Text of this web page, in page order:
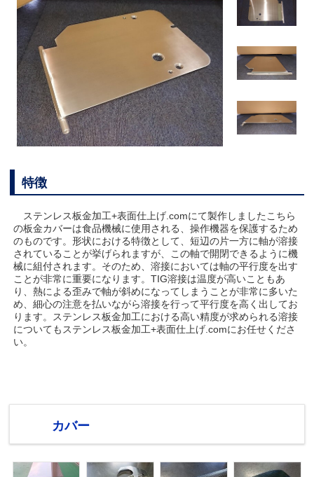
特徴
ステンレス板金加工+表面仕上げ.comにて製作しましたこちら
の板金カバーは食品機械に使用される、操作機器を保護するため
のものです。形状における特徴として、短辺の片一方に軸が溶接
されていることが挙げられますが、この軸で開閉できるように機
械に組付されます。そのため、溶接においては軸の平行度を出す
ことが非常に重要になります。TIG溶接は温度が高いこともあ
り、熱による歪みで軸が斜めになってしまうことが非常に多いた
め、細心の注意を払いながら溶接を行って平行度を高く出してお
ります。ステンレス板金加工における高い精度が求められる溶接
についてもステンレス板金加工+表面仕上げ.comにお任せくださ
い。
カバー